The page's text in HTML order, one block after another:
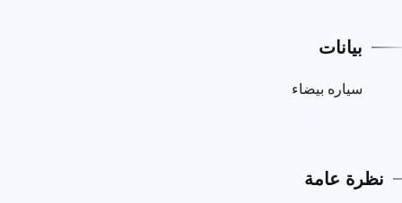
بيانات
سياره بيضاء
نظرة عامة